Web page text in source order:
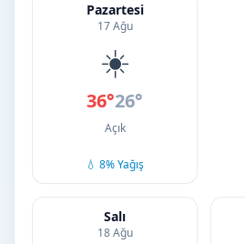
Pazartesi
17 Ağu
☀️
36°26°
Açık
💧 8% Yağış
Salı
18 Ağu